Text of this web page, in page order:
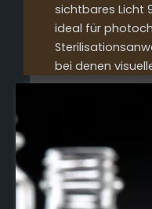
sichtbares Licht
ideal für
bei denen